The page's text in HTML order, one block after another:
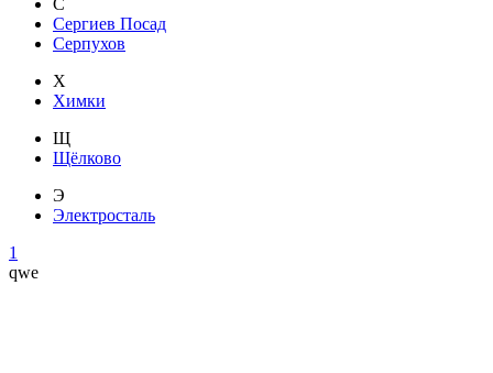
С
Сергиев Посад
Серпухов
Х
Химки
Щ
Щёлково
Э
Электросталь
1
qwe